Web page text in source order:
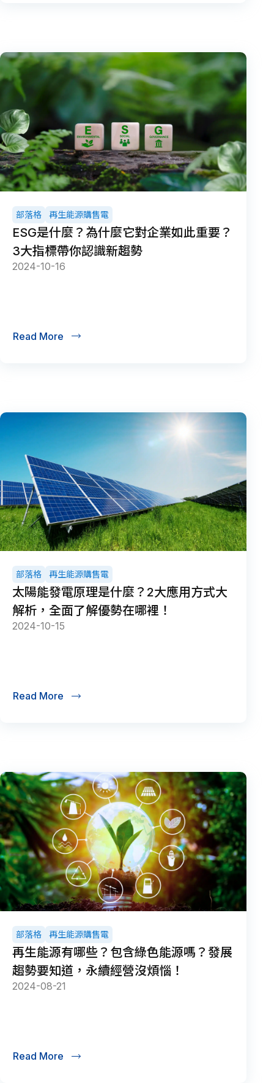
再生能源購售電
部落格
ESG是什麼？為什麼它對企業如此重要？
3大指標帶你認識新趨勢
2024-10-16
Read More
再生能源購售電
部落格
太陽能發電原理是什麼？2大應用方式大
解析，全面了解優勢在哪裡！
2024-10-15
Read More
再生能源購售電
部落格
再生能源有哪些？包含綠色能源嗎？發展
趨勢要知道，永續經營沒煩惱！
2024-08-21
Read More